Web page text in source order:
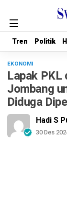
Tren Politik
Tren Politik
EKONOMI
Lapak PKL
Jombang
Diduga
Hadi S
30 Des